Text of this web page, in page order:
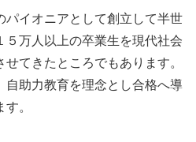
パイオニアとして創立して半世
５万人以上の卒業生を現代社会
てきたところでもあります。
自助力教育を理念とし合格へ導
。